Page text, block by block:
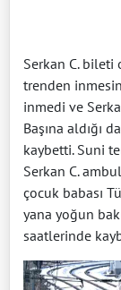
Serkan C.
trenden
inmedi ve
Başına aldığı
kaybetti. Suni
Serkan C.
çocuk babası
yana yoğun
saatlerinde